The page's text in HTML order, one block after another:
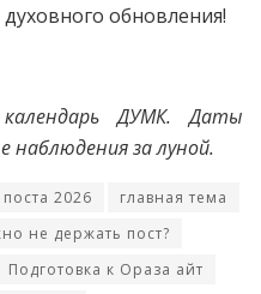
обновления!
ДУМК. Даты
за луной.
2026
главная тема
не держать пост?
Подготовка к Ораза айт